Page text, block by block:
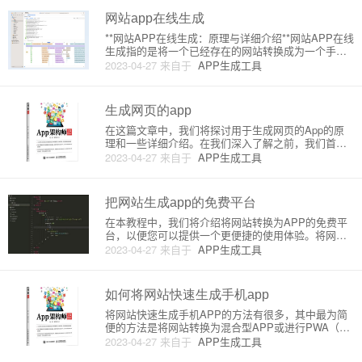
网站app在线生成
2023-04-27 来自于 APP生成工具
**网站APP在线生成：原理与详细介绍**网站APP在线
生成指的是将一个已经存在的网站转换成为一个手机A
PP应用。这种技术在互联网领域得到了广泛应用，让
许多网站所有者能够便捷地为其用户提供一个基于移
网站APP在
生成网页的app
2023-04-27 来自于 APP生成工具
在这篇文章中，我们将探讨用于生成网页的App的原
理和一些详细介绍。在我们深入了解之前，我们首先
需要了解生成网页的App的基本概念。这类App本质上
是一种工具，使用户无需编写HTML、CSS或JavaScri
请
把网站生成app的免费平台
2023-04-27 来自于 APP生成工具
在本教程中，我们将介绍将网站转换为APP的免费平
台，以便您可以提供一个更便捷的使用体验。将网站
转换为APP的一种方法是使用WebView，它是一个简
单的浏览器，通过它可以在APP内部显示网页。以下
理。1. G
如何将网站快速生成手机app
2023-04-27 来自于 APP生成工具
将网站快速生成手机APP的方法有很多，其中最为简
便的方法是将网站转换为混合型APP或进行PWA（渐
进式Web应用）的升级。这两种方法分别适用于不同
的场景。接下来，我将分别为你详细介绍这两种方法